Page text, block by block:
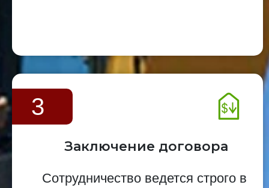
3
Заключение договора
Сотрудничество ведется строго в